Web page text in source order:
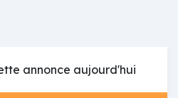
annonce aujourd'hui